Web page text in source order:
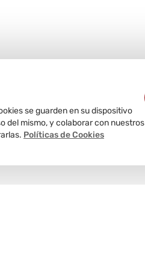
se guarden en su dispositivo
del mismo, y colaborar con nuestros
Políticas de Cookies